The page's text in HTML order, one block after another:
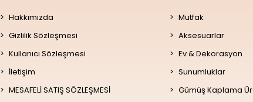
Hakkımızda
Gizlilik Sözleşmesi
Kullanıcı Sözleşmesi
İletişim
MESAFELİ SATIŞ SÖZLEŞMESİ
Mutfak
Aksesuarlar
Ev & Dekorasyon
Sunumluklar
Gümüş Kaplama